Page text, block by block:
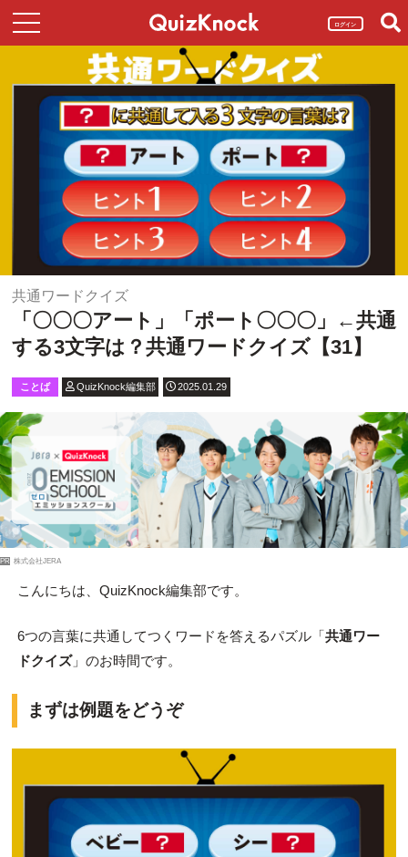
ログイン
共通ワードクイズ
「〇〇〇アート」「ポート〇〇〇」←共通
する3文字は？共通ワードクイズ【31】
ことば QuizKnock編集部 2025.01.29
PR 株式会社JERA
こんにちは、QuizKnock編集部です。
6つの言葉に共通してつくワードを答えるパズル「共通ワー
ドクイズ」のお時間です。
まずは例題をどうぞ